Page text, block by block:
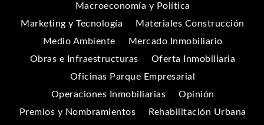
Macroeconomía y Política
Marketing y Tecnología
Materiales Construcción
Medio Ambiente
Mercado Inmobiliario
Obras e Infraestructuras
Oferta Inmobiliaria
Oficinas Parque Empresarial
Operaciones Inmobiliarias
Opinión
Premios y Nombramientos
Rehabilitación Urbana